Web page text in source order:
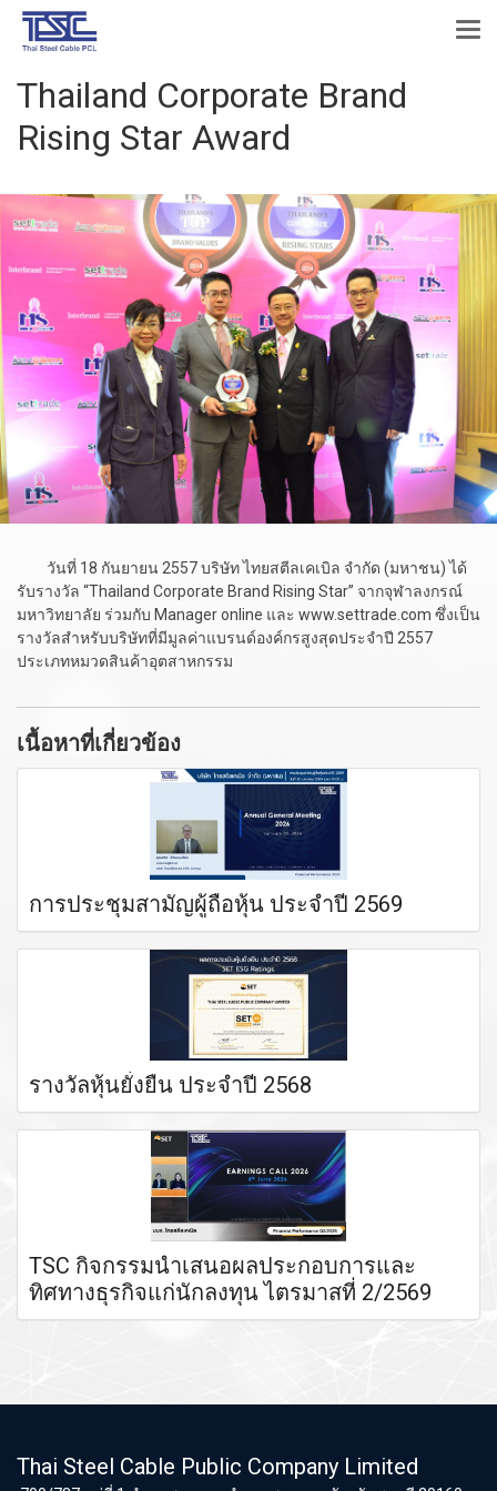
Thailand Corporate Brand
Rising Star Award
วันที่ 18 กันยายน 2557 บริษัท ไทยสตีลเคเบิล จำกัด (มหาชน) ได้
รับรางวัล “Thailand Corporate Brand Rising Star” จากจุฬาลงกรณ์
มหาวิทยาลัย ร่วมกับ Manager online และ www.settrade.com ซึ่งเป็น
รางวัลสำหรับบริษัทที่มีมูลค่าแบรนด์องค์กรสูงสุดประจำปี 2557
ประเภทหมวดสินค้าอุตสาหกรรม
เนื้อหาที่เกี่ยวข้อง
การประชุมสามัญผู้ถือหุ้น ประจำปี 2569
รางวัลหุ้นยั่งยืน ประจำปี 2568
TSC กิจกรรมนำเสนอผลประกอบการและ
ทิศทางธุรกิจแก่นักลงทุน ไตรมาสที่ 2/2569
Thai Steel Cable Public Company Limited